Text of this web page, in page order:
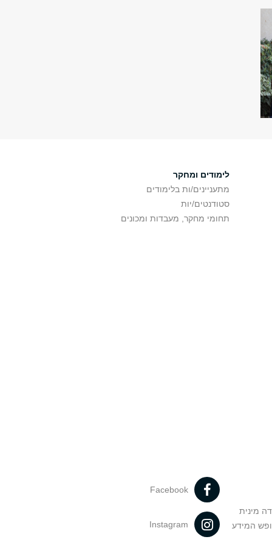
לימודים ומחקר
מתעניינים/ות בלימודים
סטודנטים/יות
תחומי מחקר, מעבדות ומכונים
מינית
המידע
Facebook
Instagram